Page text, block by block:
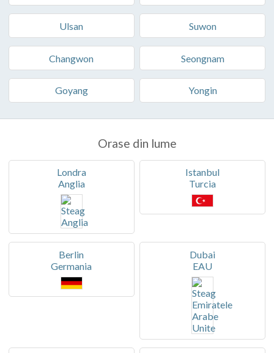
Ulsan Suwon
Changwon Seongnam
Goyang Yongin
Orase din lume
Londra
Anglia
Istanbul
Turcia
Berlin
Germania
Dubai
EAU